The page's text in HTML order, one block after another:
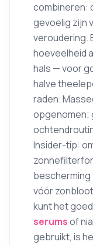
combineren:
gevoelig zijn
veroudering.
hoeveelheid
hals — voor
halve
raden.
opgenomen;
Insider-tip:
bescherming
vóór
kunt het
serumsof
gebruikt, is